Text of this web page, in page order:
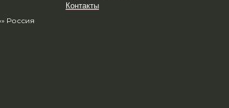
Россия
Контакты